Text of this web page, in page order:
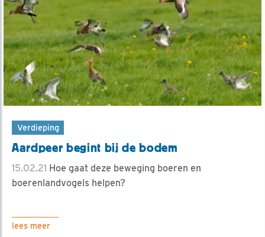
Verdieping
Aardpeer begint bij de bodem
15.02.21 Hoe gaat deze beweging boeren en
boerenlandvogels helpen?
lees meer